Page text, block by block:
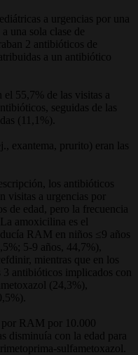
a urgencias por una
una sola clase de
2 antibióticos de
a un antibiótico
el 55,7% de las visitas a
seguidas de las
(11,1%).
exantema, prurito) eran las
los antibióticos
visitas a urgencias por
de edad, pero la frecuencia
amoxicilina es el
RAM en niños ≤9 años
5-9 años, 44,7%),
mientras que en los
3 antibióticos implicados con
(24,3%),
por RAM por 10.000
disminuía con la edad para
sulfametoxazol.